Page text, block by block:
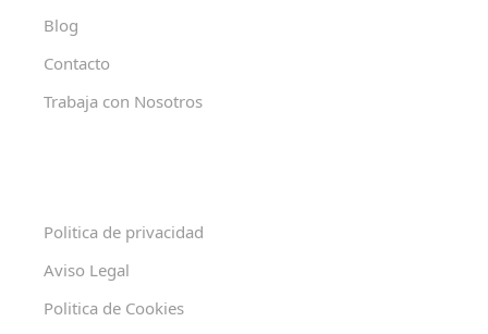
Blog
Contacto
Trabaja con Nosotros
Politica de privacidad
Aviso Legal
Politica de Cookies